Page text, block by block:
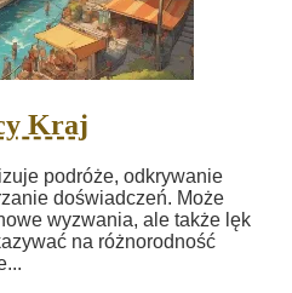
Kraj
podróże, odkrywanie
doświadczeń. Może
wyzwania, ale także lęk
na różnorodność